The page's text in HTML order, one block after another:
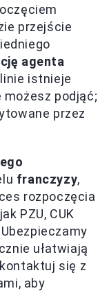
przejście
agenta
istnieje
podjąć;
przez
franczyzy,
rozpoczęcia
PZU, CUK
ułatwiają
się z
aby